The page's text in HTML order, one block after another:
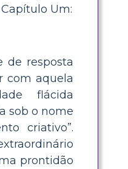
Um:
de resposta
com aquela
flácida
sob o nome
criativo”.
prontidão